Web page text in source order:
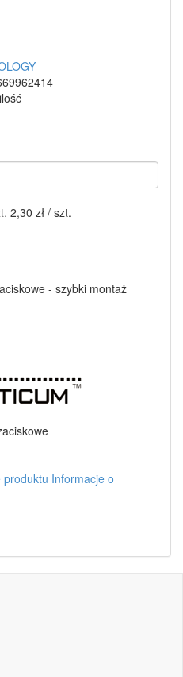
2,30 zł / szt.
- szybki montaż
produktu Informacje o